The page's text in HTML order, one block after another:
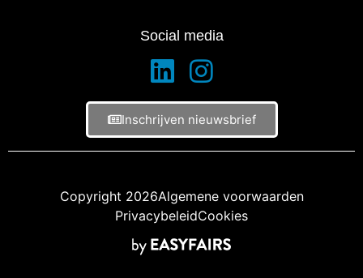
Social media
Inschrijven nieuwsbrief
Copyright 2026Algemene voorwaarden
PrivacybeleidCookies